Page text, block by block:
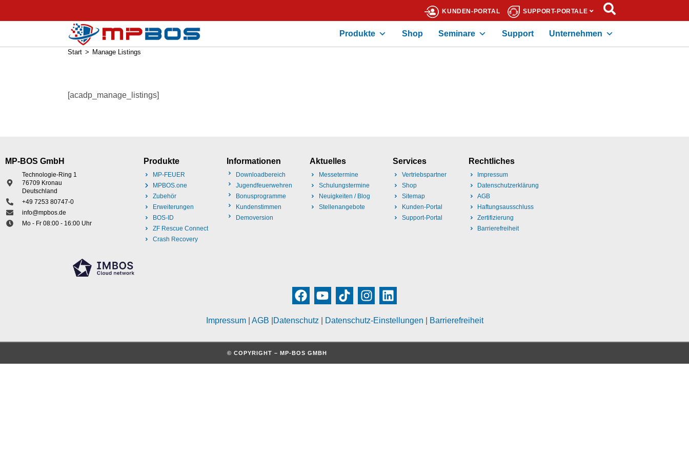
KUNDEN-PORTAL SUPPORT-PORTALE
Produkte Shop Seminare Support Unternehmen
Start > Manage Listings
[acadp_manage_listings]
MP-BOS GmbH
Technologie-Ring 1
76709 Kronau
Deutschland
+49 7253 80747-0
info@mpbos.de
Mo - Fr 08:00 - 16:00 Uhr
Produkte
MP-FEUER
MPBOS.one
Zubehör
Erweiterungen
BOS-ID
ZF Rescue Connect
Crash Recovery
Informationen
Downloadbereich
Jugendfeuerwehren
Bonusprogramme
Kundenstimmen
Demoversion
Aktuelles
Messetermine
Schulungstermine
Neuigkeiten / Blog
Stellenangebote
Services
Vertriebspartner
Shop
Sitemap
Kunden-Portal
Support-Portal
Rechtliches
Impressum
Datenschutzerklärung
AGB
Haftungsausschluss
Zertifizierung
Barrierefreiheit
Impressum| AGB Datenschutz Datenschutz-Einstellungen Barrierefreiheit
© COPYRIGHT – MP-BOS GMBH